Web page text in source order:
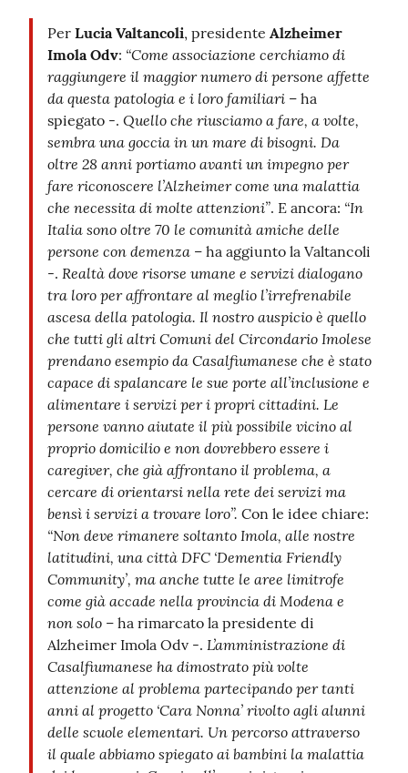
Per Lucia Valtancoli, presidente Alzheimer
Imola Odv: “Come associazione cerchiamo di
raggiungere il maggior numero di persone affette
da questa patologia e i loro familiari – ha
spiegato -. Quello che riusciamo a fare, a volte,
sembra una goccia in un mare di bisogni. Da
oltre 28 anni portiamo avanti un impegno per
fare riconoscere l’Alzheimer come una malattia
che necessita di molte attenzioni”. E ancora: “In
Italia sono oltre 70 le comunità amiche delle
persone con demenza – ha aggiunto la Valtancoli
-. Realtà dove risorse umane e servizi dialogano
tra loro per affrontare al meglio l’irrefrenabile
ascesa della patologia. Il nostro auspicio è quello
che tutti gli altri Comuni del Circondario Imolese
prendano esempio da Casalfiumanese che è stato
capace di spalancare le sue porte all’inclusione e
alimentare i servizi per i propri cittadini. Le
persone vanno aiutate il più possibile vicino al
proprio domicilio e non dovrebbero essere i
caregiver, che già affrontano il problema, a
cercare di orientarsi nella rete dei servizi ma
bensì i servizi a trovare loro”. Con le idee chiare:
“Non deve rimanere soltanto Imola, alle nostre
latitudini, una città DFC ‘Dementia Friendly
Community’, ma anche tutte le aree limitrofe
come già accade nella provincia di Modena e
non solo – ha rimarcato la presidente di
Alzheimer Imola Odv -. L’amministrazione di
Casalfiumanese ha dimostrato più volte
attenzione al problema partecipando per tanti
anni al progetto ‘Cara Nonna’ rivolto agli alunni
delle scuole elementari. Un percorso attraverso
il quale abbiamo spiegato ai bambini la malattia